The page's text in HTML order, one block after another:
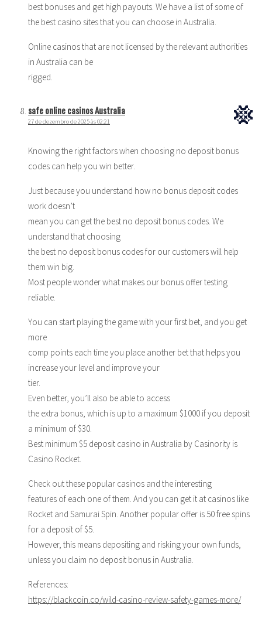
best bonuses and get high payouts. We have a list of some of
the best casino sites that you can choose in Australia.
Online casinos that are not licensed by the relevant authorities
in Australia can be
rigged.
safe online casinos Australia
27 de dezembro de 2025 às 02:21
Knowing the right factors when choosing no deposit bonus
codes can help you win better.
Just because you understand how no bonus deposit codes
work doesn’t
mean you can get the best no deposit bonus codes. We
understand that choosing
the best no deposit bonus codes for our customers will help
them win big.
Most people wonder what makes our bonus offer testing
reliable.
You can start playing the game with your first bet, and you get
more
comp points each time you place another bet that helps you
increase your level and improve your
tier.
Even better, you’ll also be able to access
the extra bonus, which is up to a maximum $1000 if you deposit
a minimum of $30.
Best minimum $5 deposit casino in Australia by Casinority is
Casino Rocket.
Check out these popular casinos and the interesting
features of each one of them. And you can get it at casinos like
Rocket and Samurai Spin. Another popular offer is 50 free spins
for a deposit of $5.
However, this means depositing and risking your own funds,
unless you claim no deposit bonus in Australia.
References:
https://blackcoin.co/wild-casino-review-safety-games-more/